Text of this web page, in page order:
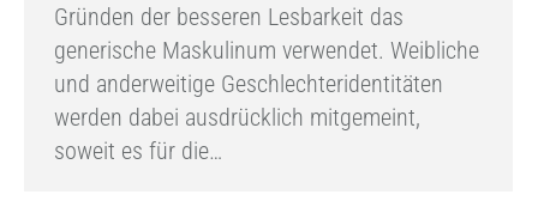
Gründen der besseren Lesbarkeit das
generische Maskulinum verwendet. Weibliche
und anderweitige Geschlechteridentitäten
werden dabei ausdrücklich mitgemeint,
soweit es für die…